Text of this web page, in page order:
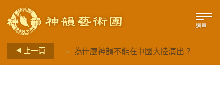
選單
上一頁 > 為什麼神韻不能在中國大陸演出？